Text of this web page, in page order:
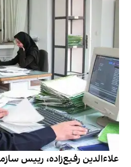
علاءالدین رفیع‌زاده، رییس